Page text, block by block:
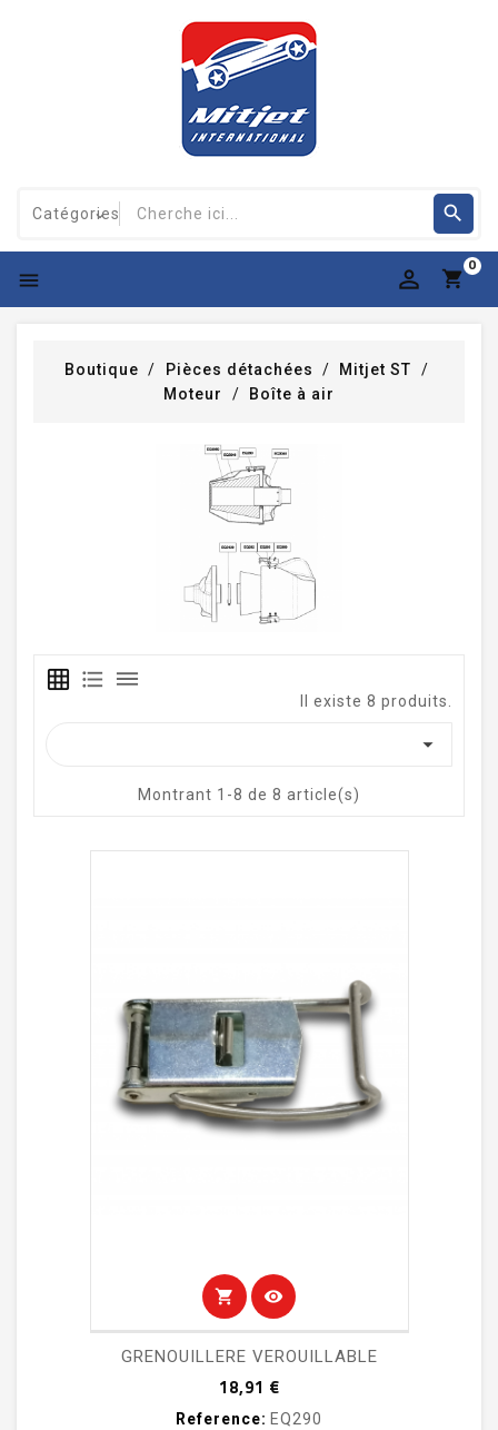

0
Boutique Pièces détachées
Mitjet ST
Moteur
Boîte à air
grid_on format_list_bulleted dehaze
Il existe 8 produits.

Montrant 1-8 de 8 article(s)
shopping_cart visibility
GRENOUILLERE VEROUILLABLE
18,91 €Prix
Reference: EQ290